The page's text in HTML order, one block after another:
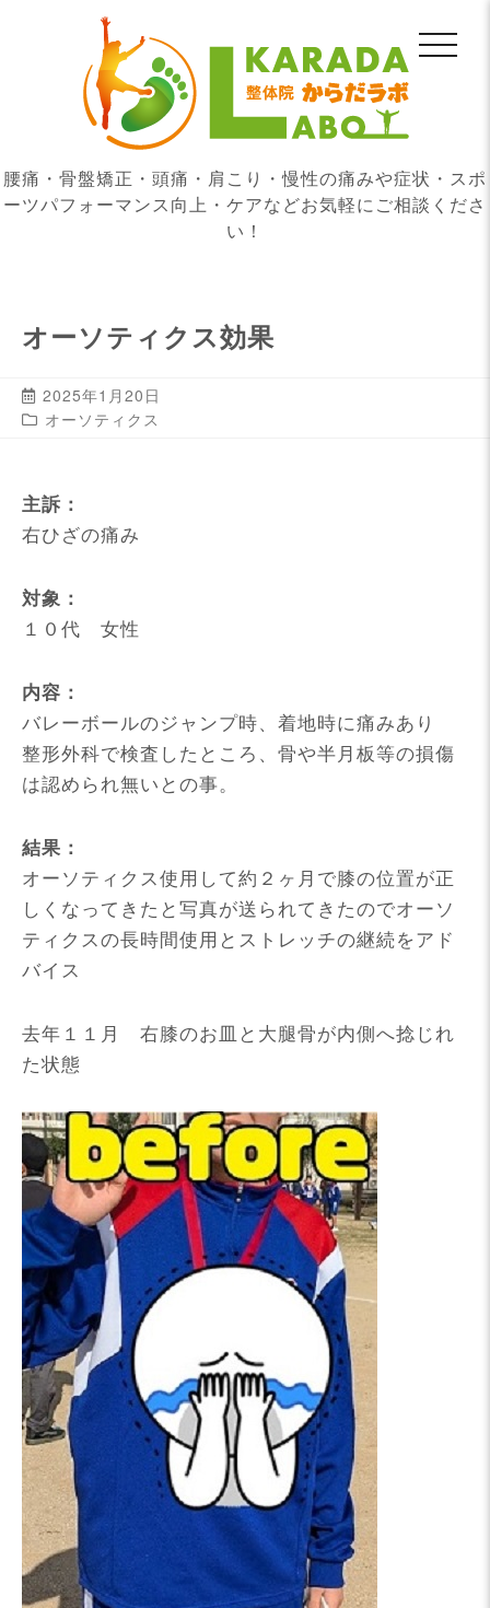
腰痛・骨盤矯正・頭痛・肩こり・慢性の痛みや症状・スポ
ーツパフォーマンス向上・ケアなどお気軽にご相談くださ
い！
オーソティクス効果
2025年1月20日
オーソティクス
主訴：
右ひざの痛み
対象：
１０代 女性
内容：
バレーボールのジャンプ時、着地時に痛みあり
整形外科で検査したところ、骨や半月板等の損傷
は認められ無いとの事。
結果：
オーソティクス使用して約２ヶ月で膝の位置が正
しくなってきたと写真が送られてきたのでオーソ
ティクスの長時間使用とストレッチの継続をアド
バイス
去年１１月 右膝のお皿と大腿骨が内側へ捻じれ
た状態